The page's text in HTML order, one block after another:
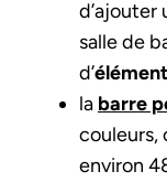
salle de
d’
la barre
couleurs,
environ